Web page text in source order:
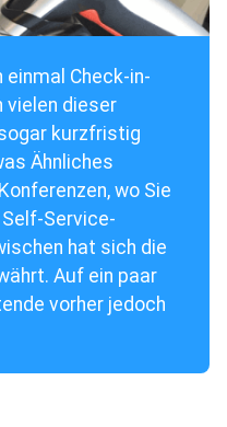
einmal Check-in-
vielen dieser
kurzfristig
Ähnliches
wo Sie
Service-
hat sich die
Auf ein paar
vorher jedoch